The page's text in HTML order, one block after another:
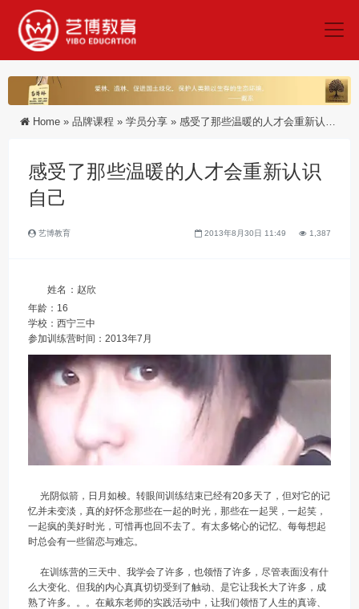
Home » 品牌课程 » 学员分享 » 感受了那些温暖的人才会重新认识自己
感受了那些温暖的人才会重新认识
自己
艺博教育 2013年8月30日 11:49 1,387
姓名：赵欣
年龄：16
学校：西宁三中
参加训练营时间：2013年7月
光阴似箭，日月如梭。转眼间训练结束已经有20多天了，但对它的记
忆并未变淡，真的好怀念那些在一起的时光，那些在一起哭，一起笑，
一起疯的美好时光，可惜再也回不去了。有太多铭心的记忆、每每想起
时总会有一些留恋与难忘。
在训练营的三天中、我学会了许多，也领悟了许多，尽管表面没有什
么大变化、但我的内心真真切切受到了触动、是它让我长大了许多，成
熟了许多。。。在戴东老师的实践活动中，让我们领悟了人生的真谛、